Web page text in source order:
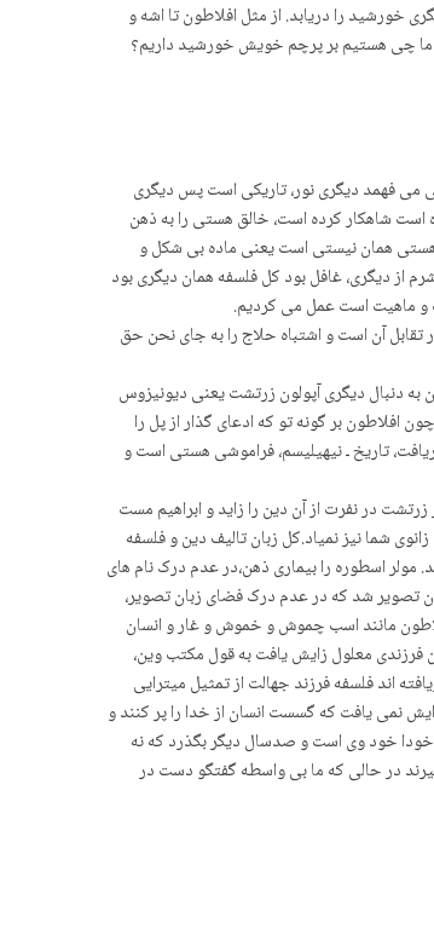
خورشید را دریابد. از مثل افلاطون تا اشه و
ما چی هستیم بر پرچم خویش خورشید داریم؟
می فهمد دیگری نور، تاریکی است پس دیگری
است شاهکار کرده است، خالق هستی را به ذهن
همان نیستی است یعنی ماده بی شکل و
از دیگری، غافل بود کل فلسفە همان دیگری بود
و ماهیت است عمل می کردیم.
تقابل آن است و اشتباه حلاج را به جای نحن حق
دنبال دیگری آپولون زرتشت یعنی دیونیزوس
بر گونه تو که ادعای گذار از پل را
تاریخ ـ نیهیلیسم، فراموشی هستی است و
در نفرت از آن دین را زاید و ابراهیم مست
شما نیز نمیاد.کل زبان تالیف دین و فلسفه
اسطوره را بیماری ذهن،در عدم درک نام های
تصویر شد که در عدم درک فضای زبان تصویر،
مانند اسب چموش و خموش و غار و انسان
فرزندی معلول زایش یافت به قول مکتب وین،
اند فلسفه فرزند جهالت از تمثیل میترایی
نمی یافت که گسست انسان از خدا را پر کنند و
خودا خود وی است و صدسال دیگر بگذرد که نه
در حالی که ما بی واسطه گفتگو دست در